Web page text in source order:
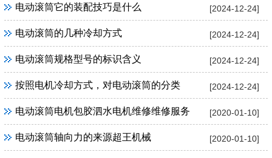
[2024-12-24]
电动滚筒它的装配技巧是什么
[2024-12-24]
电动滚筒的几种冷却方式
[2024-12-24]
电动滚筒规格型号的标识含义
[2024-12-24]
按照电机冷却方式，对电动滚筒的分类
[2020-01-10]
电动滚筒电机包胶泗水电机维修维修服务
[2020-01-10]
电动滚筒轴向力的来源超王机械